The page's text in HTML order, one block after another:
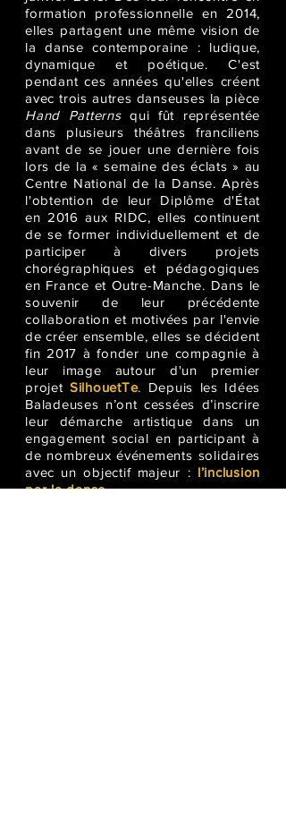
formation professionnelle en 2014,
elles partagent une même vision de
la danse contemporaine : ludique,
dynamique et poétique. C'est
pendant ces années qu'elles créent
avec trois autres danseuses la pièce
Hand Patternsqui fût représentée
dans plusieurs théâtres franciliens
avant de se jouer une dernière fois
lors de la « semaine des éclats » au
Centre National de la Danse. Après
l'obtention de leur Diplôme d'État
en 2016 aux RIDC, elles continuent
de se former individuellement et de
participer à divers projets
chorégraphiques et pédagogiques
en France et Outre-Manche. Dans le
souvenir de leur précédente
collaboration et motivées par l'envie
de créer ensemble, elles se décident
fin 2017 à fonder une compagnie à
leur image autour d'un premier
projet SilhouetTe. Depuis les Idées
Baladeuses n’ont cessées d’inscrire
leur démarche artistique dans un
engagement social en participant à
de nombreux événements solidaires
avec un objectif majeur : l’inclusion
par la danse.